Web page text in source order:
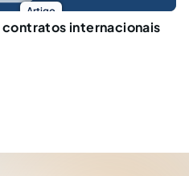
Artigo
contratos internacionais